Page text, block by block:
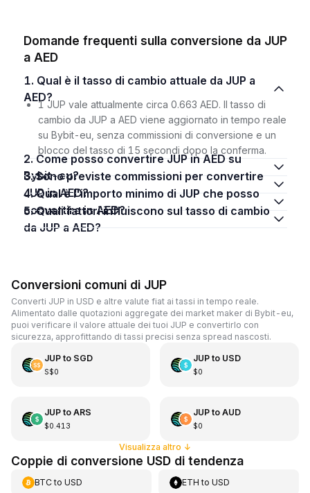
Domande frequenti sulla conversione da JUP
a AED
1. Qual è il tasso di cambio attuale da JUP a
AED?
1 JUP vale attualmente circa 0.663 AED. Il tasso di
cambio da JUP a AED viene aggiornato in tempo reale
su Bybit-eu, senza commissioni di conversione e un
blocco del tasso di 15 secondi dopo la conferma.
2. Come posso convertire JUP in AED su
Bybit-eu?
3. Sono previste commissioni per convertire
JUP in AED?
4. Qual è l'importo minimo di JUP che posso
convertire in AED?
5. Quali fattori influiscono sul tasso di cambio
da JUP a AED?
Conversioni comuni di JUP
Converti JUP in USD e altre valute fiat ai tassi in tempo reale.
Alimentato dalle quotazioni aggregate dei market maker di Bybit-eu,
puoi verificare il valore attuale dei tuoi JUP e convertirlo con
sicurezza, approfittando di tassi precisi senza spread nascosti.
JUPto SGD
S$0
JUPto USD
$0
JUPto ARS
$0.413
JUPto AUD
$0
Visualizza altro ↓
Coppie di conversione USD di tendenza
BTCto USD ETH toUSD